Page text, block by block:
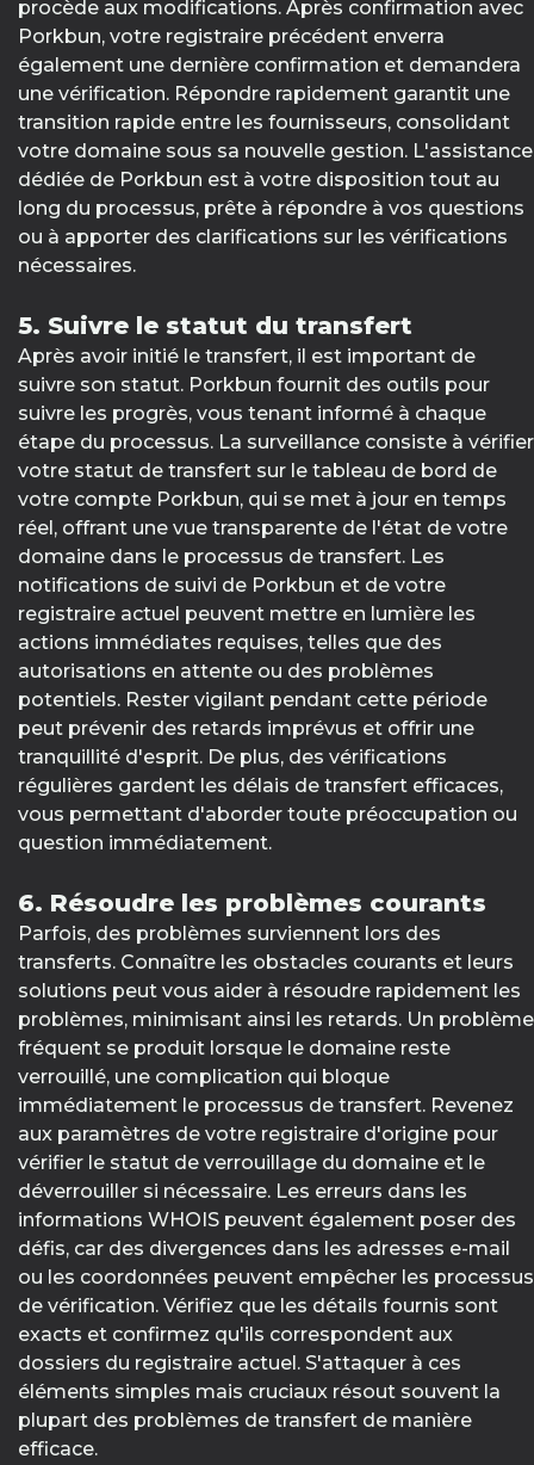
procède aux modifications. Après confirmation avec
Porkbun, votre registraire précédent enverra
également une dernière confirmation et demandera
une vérification. Répondre rapidement garantit une
transition rapide entre les fournisseurs, consolidant
votre domaine sous sa nouvelle gestion. L'assistance
dédiée de Porkbun est à votre disposition tout au
long du processus, prête à répondre à vos questions
ou à apporter des clarifications sur les vérifications
nécessaires.
5. Suivre le statut du transfert
Après avoir initié le transfert, il est important de
suivre son statut. Porkbun fournit des outils pour
suivre les progrès, vous tenant informé à chaque
étape du processus. La surveillance consiste à vérifier
votre statut de transfert sur le tableau de bord de
votre compte Porkbun, qui se met à jour en temps
réel, offrant une vue transparente de l'état de votre
domaine dans le processus de transfert. Les
notifications de suivi de Porkbun et de votre
registraire actuel peuvent mettre en lumière les
actions immédiates requises, telles que des
autorisations en attente ou des problèmes
potentiels. Rester vigilant pendant cette période
peut prévenir des retards imprévus et offrir une
tranquillité d'esprit. De plus, des vérifications
régulières gardent les délais de transfert efficaces,
vous permettant d'aborder toute préoccupation ou
question immédiatement.
6. Résoudre les problèmes courants
Parfois, des problèmes surviennent lors des
transferts. Connaître les obstacles courants et leurs
solutions peut vous aider à résoudre rapidement les
problèmes, minimisant ainsi les retards. Un problème
fréquent se produit lorsque le domaine reste
verrouillé, une complication qui bloque
immédiatement le processus de transfert. Revenez
aux paramètres de votre registraire d'origine pour
vérifier le statut de verrouillage du domaine et le
déverrouiller si nécessaire. Les erreurs dans les
informations WHOIS peuvent également poser des
défis, car des divergences dans les adresses e-mail
ou les coordonnées peuvent empêcher les processus
de vérification. Vérifiez que les détails fournis sont
exacts et confirmez qu'ils correspondent aux
dossiers du registraire actuel. S'attaquer à ces
éléments simples mais cruciaux résout souvent la
plupart des problèmes de transfert de manière
efficace.